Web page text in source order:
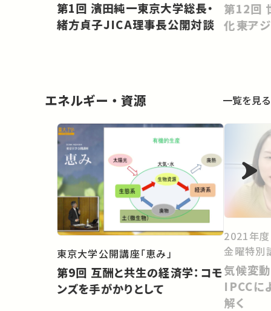
第1回 濱田純一東京大学総長・
緒方貞子JICA理事長公開対談
第12回 世界システムの中の地域
化――東ア
エネルギー・資源 一覧を見る
東京大学公開講座「恵み」
第9回 互酬と共生の経済学：コモ
ンズを手がかりとして
2021年度
金曜特別
気候変
IPCCに
解く